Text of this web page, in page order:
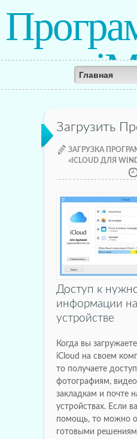
Загрузить
ЗАГРУЗКА
«ICLOUD ДЛЯ
Доступ к
информации
устройстве
Когда вы
iCloud на своем
то получаете
фотографиям,
закладкам и почте
устройствах. Если
помощь, то можно
готовыми